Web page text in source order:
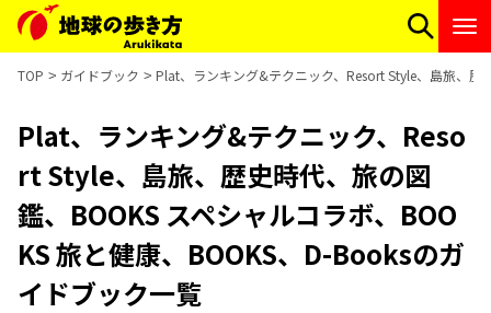
TOP ガイドブック Plat、ランキング&テクニック、Resort Style、島旅、歴
Plat、ランキング&テクニック、Reso
rt Style、島旅、歴史時代、旅の図
鑑、BOOKS スペシャルコラボ、BOO
KS 旅と健康、BOOKS、D-Booksのガ
イドブック一覧